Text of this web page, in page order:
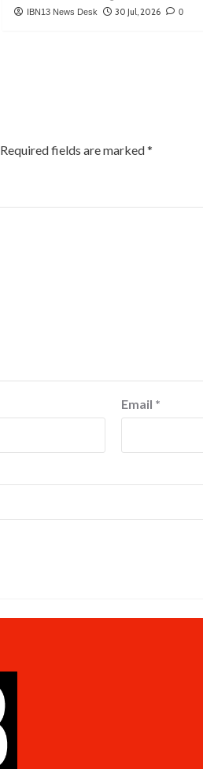
IBN13 News Desk 30 Jul, 2026 0
Required fields are marked*
Email *